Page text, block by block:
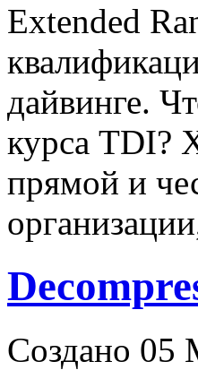
Extended
дайвинге.
курса TDI?
прямой и
Создано 05